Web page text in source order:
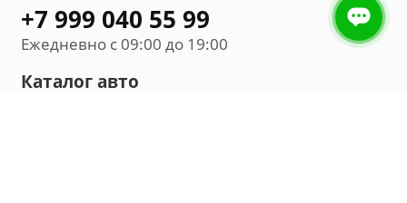
+7 999 040 55 99
Ежедневно с 09:00 до 19:00
Каталог авто